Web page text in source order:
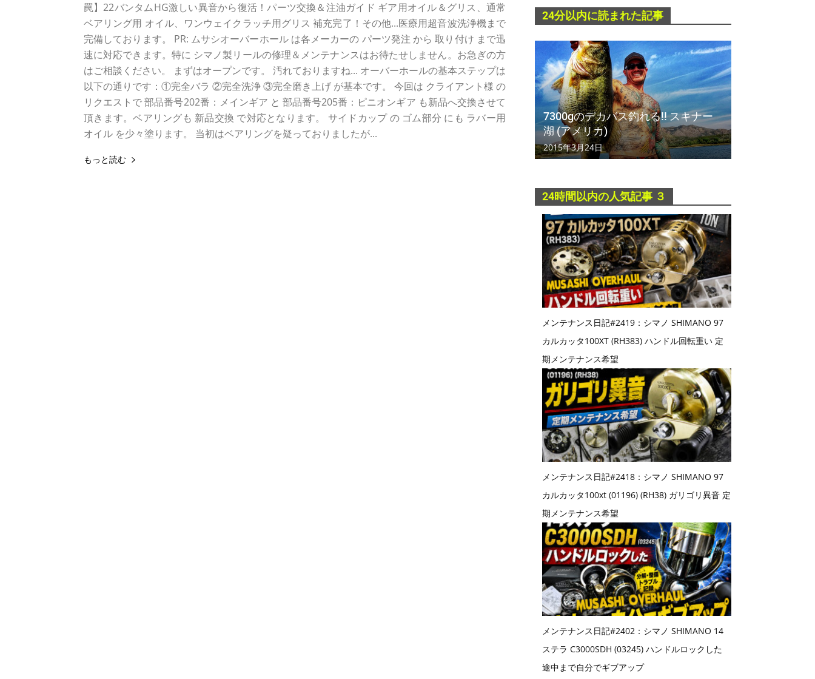
罠】22バンタムHG激しい異音から復活！パーツ交換＆注油ガイド ギア用オイル＆グリス、通常
ベアリング用 オイル、ワンウェイクラッチ用グリス 補充完了！その他...医療用超音波洗浄機まで
完備しております。 PR: ムサシオーバーホール は各メーカーの パーツ発注 から 取り付け まで迅
速に対応できます。特に シマノ製リールの修理＆メンテナンスはお待たせしません。お急ぎの方
はご相談ください。 まずはオープンです。 汚れておりますね... オーバーホールの基本ステップは
以下の通りです：①完全バラ ②完全洗浄 ③完全磨き上げ が基本です。 今回は クライアント様 の
リクエストで 部品番号202番：メインギア と 部品番号205番：ピニオンギア も新品へ交換させて
頂きます。ベアリングも 新品交換 で対応となります。 サイドカップ の ゴム部分 にも ラバー用
オイル を少々塗ります。 当初はベアリングを疑っておりましたが...
もっと読む
24分以内に読まれた記事
7300gのデカバス釣れる!! スキナー
湖 (アメリカ)
2015年3月24日
24時間以内の人気記事 ３
メンテナンス日記#2419：シマノ SHIMANO 97
カルカッタ100XT (RH383) ハンドル回転重い 定
期メンテナンス希望
メンテナンス日記#2418：シマノ SHIMANO 97
カルカッタ100xt (01196) (RH38) ガリゴリ異音 定
期メンテナンス希望
メンテナンス日記#2402：シマノ SHIMANO 14
ステラ C3000SDH (03245) ハンドルロックした
途中まで自分でギブアップ